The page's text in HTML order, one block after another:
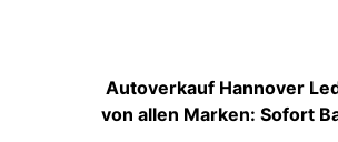
Autoverkauf Hannover
von allen Marken: Sofort